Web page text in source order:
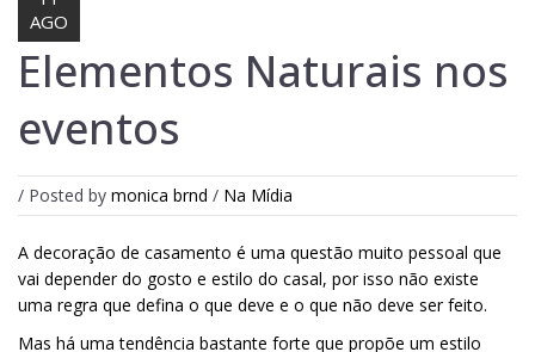
Lost Password
AGO
Elementos Naturais nos
eventos
/ Posted by monica brnd / Na Mídia
A decoração de casamento é uma questão muito pessoal que
vai depender do gosto e estilo do casal, por isso não existe
uma regra que defina o que deve e o que não deve ser feito.
Mas há uma tendência bastante forte que propõe um estilo